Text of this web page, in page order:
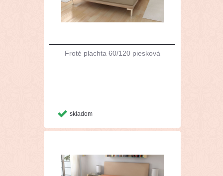
Froté plachta 60/120 piesková
skladom